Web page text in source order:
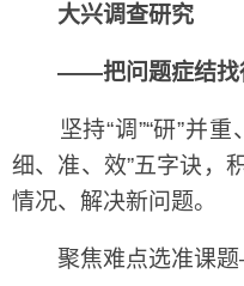
大兴调查研究
——把问题症结找得
坚持“调”“研”并重
细、准、效”五字诀，
情况、解决新问题。
聚焦难点选准课